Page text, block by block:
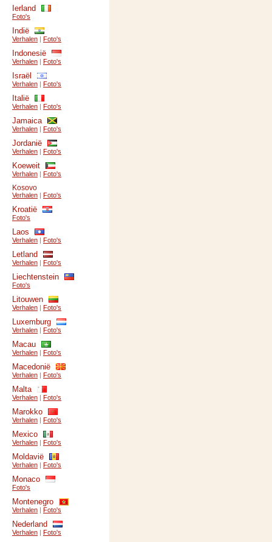
Ierland
Foto's
Indië
Verhalen | Foto's
Indonesië
Verhalen | Foto's
Israël
Verhalen | Foto's
Italië
Verhalen | Foto's
Jamaica
Verhalen | Foto's
Jordanië
Verhalen | Foto's
Koeweit
Verhalen | Foto's
Kosovo
Verhalen | Foto's
Kroatië
Foto's
Laos
Verhalen | Foto's
Letland
Verhalen | Foto's
Liechtenstein
Foto's
Litouwen
Verhalen | Foto's
Luxemburg
Verhalen | Foto's
Macau
Verhalen | Foto's
Macedonië
Verhalen | Foto's
Malta
Verhalen | Foto's
Marokko
Verhalen | Foto's
Mexico
Verhalen | Foto's
Moldavië
Verhalen | Foto's
Monaco
Foto's
Montenegro
Verhalen | Foto's
Nederland
Verhalen | Foto's